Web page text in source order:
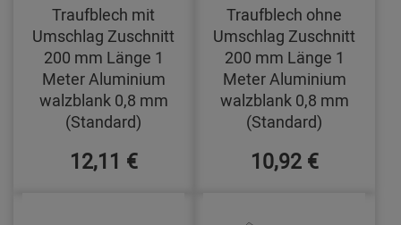
Traufblech mit
Umschlag Zuschnitt
200 mm Länge 1
Meter Aluminium
walzblank 0,8 mm
(Standard)
12,11 €
Traufblech ohne
Umschlag Zuschnitt
200 mm Länge 1
Meter Aluminium
walzblank 0,8 mm
(Standard)
10,92 €